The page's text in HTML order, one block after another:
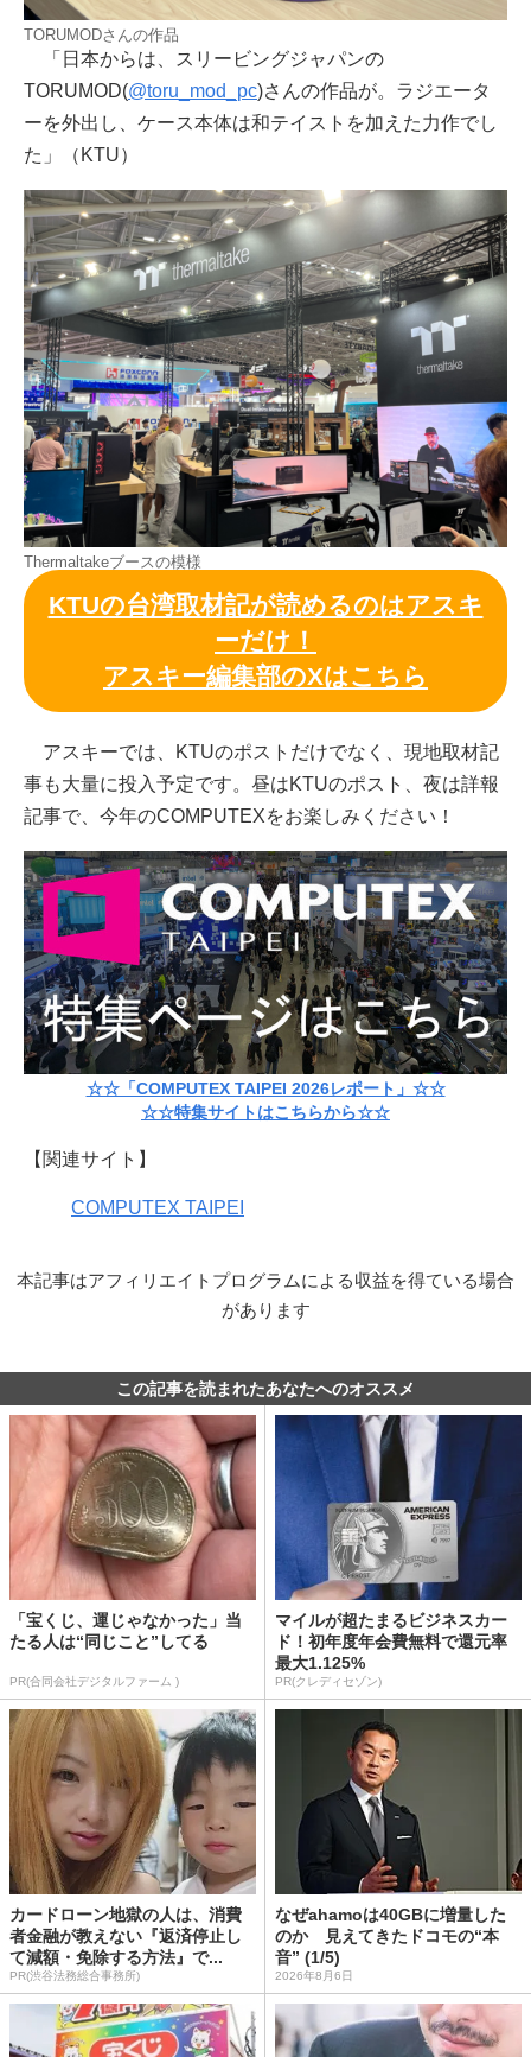
TORUMODさんの作品
「日本からは、スリービングジャパンの
TORUMOD(@toru_mod_pc)さんの作品が。ラジエータ
ーを外出し、ケース本体は和テイストを加えた力作でし
た」（KTU）
Thermaltakeブースの模様
KTUの台湾取材記が読めるのはアスキ
ーだけ！
アスキー編集部のXはこちら
アスキーでは、KTUのポストだけでなく、現地取材記
事も大量に投入予定です。昼はKTUのポスト、夜は詳報
記事で、今年のCOMPUTEXをお楽しみください！
☆☆「COMPUTEX TAIPEI 2026レポート」☆☆
☆☆特集サイトはこちらから☆☆
【関連サイト】
COMPUTEX TAIPEI
本記事はアフィリエイトプログラムによる収益を得ている場合
があります
この記事を読まれたあなたへのオススメ
「宝くじ、運じゃなかった」当
たる人は“同じこと”してる
PR(合同会社デジタルファーム )
マイルが超たまるビジネスカー
ド！初年度年会費無料で還元率
最大1.125%
PR(クレディセゾン)
カードローン地獄の人は、消費
者金融が教えない『返済停止し
て減額・免除する方法』で...
PR(渋谷法務総合事務所)
なぜahamoは40GBに増量した
のか 見えてきたドコモの“本
音” (1/5)
2026年8月6日